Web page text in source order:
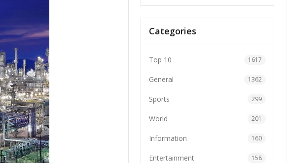
Categories
Top 10 1617
General 1362
Sports 299
World 201
Information 160
Entertainment 158